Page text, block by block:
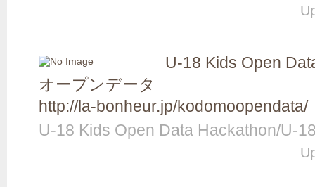
U-18 Kids Open
オープンデータ
http://la-bonheur.jp/kodomoopendata/
U-18 Kids Open Data Hackathon/U-